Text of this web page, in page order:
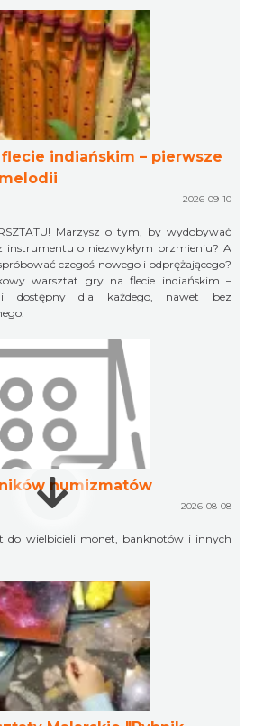
indiańskim – pierwsze
2026-09-10
by wydobywać
instrumentu o niezwykłym brzmieniu? A
czegoś nowego i odprężającego?
warsztat gry na flecie indiańskim –
dostępny dla każdego, nawet bez
numizmatów
2026-08-08
do wielbicieli monet, banknotów i innych